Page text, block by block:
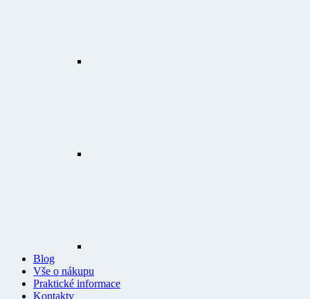
Vše o nákupu
Praktické informace
Kontakty
Prodejny